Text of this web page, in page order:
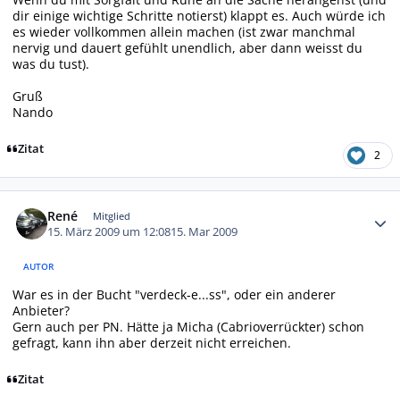
dir einige wichtige Schritte notierst) klappt es. Auch würde ich
es wieder vollkommen allein machen (ist zwar manchmal
nervig und dauert gefühlt unendlich, aber dann weisst du
was du tust).
Gruß
Nando
Zitat 2
René Mitglied
15. März 2009 um 12:0815. Mar 2009
AUTOR
War es in der Bucht "verdeck-e...ss", oder ein anderer
Anbieter?
Gern auch per PN. Hätte ja Micha (Cabrioverrückter) schon
gefragt, kann ihn aber derzeit nicht erreichen.
Zitat